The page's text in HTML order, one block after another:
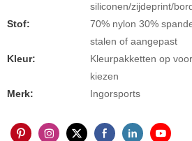
siliconen/zijdeprint/
Stof:
70% nylon 30%
stalen of aangepast
Kleur:
Kleurpakketten op
kiezen
Merk:
Ingorsports